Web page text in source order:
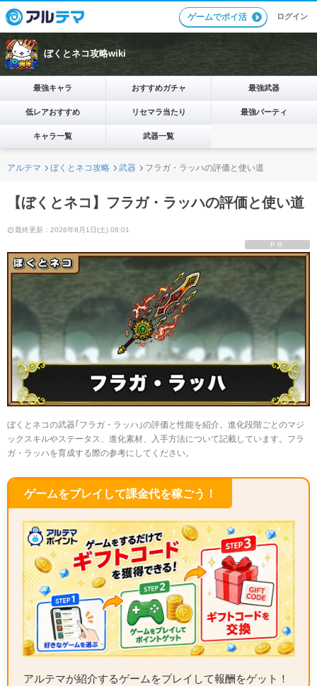
ゲームでポイ活 ログイン
ぼくとネコ攻略wiki
最強キャラ おすすめガチャ 最強武器
低レアおすすめ リセマラ当たり 最強パーティ
キャラ一覧 武器一覧
アルテマ ぼくとネコ攻略 武器 フラガ・ラッハの評価と使い道
【ぼくとネコ】フラガ・ラッハの評価と使い道
最終更新：2026年8月1日(土) 08:01
PR
ぼくとネコの武器｢フラガ・ラッハ｣の評価と性能を紹介。進化段階ごとのマジ
ックスキルやステータス、進化素材、入手方法について記載しています。フラ
ガ・ラッハを育成する際の参考にしてください。
ゲームをプレイして課金代を稼ごう！
アルテマが紹介するゲームをプレイして報酬をゲット！